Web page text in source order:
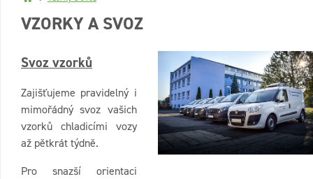
VZORKY A SVOZ
Svoz vzorků
Zajišťujeme pravidelný i
mimořádný svoz vašich
vzorků chladicími vozy
až pětkrát týdně.
Pro snazší orientaci